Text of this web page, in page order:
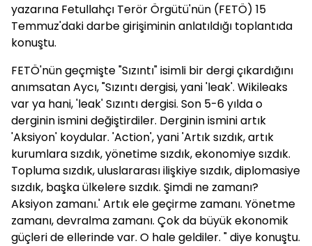
yazarına Fetullahçı Terör Örgütü'nün (FETÖ) 15
Temmuz'daki darbe girişiminin anlatıldığı toplantıda
konuştu.
FETÖ'nün geçmişte "Sızıntı" isimli bir dergi çıkardığını
anımsatan Aycı, "Sızıntı dergisi, yani 'leak'. Wikileaks
var ya hani, 'leak' Sızıntı dergisi. Son 5-6 yılda o
derginin ismini değiştirdiler. Derginin ismini artık
'Aksiyon' koydular. 'Action', yani 'Artık sızdık, artık
kurumlara sızdık, yönetime sızdık, ekonomiye sızdık.
Topluma sızdık, uluslararası ilişkiye sızdık, diplomasiye
sızdık, başka ülkelere sızdık. Şimdi ne zamanı?
Aksiyon zamanı.' Artık ele geçirme zamanı. Yönetme
zamanı, devralma zamanı. Çok da büyük ekonomik
güçleri de ellerinde var. O hale geldiler. " diye konuştu.